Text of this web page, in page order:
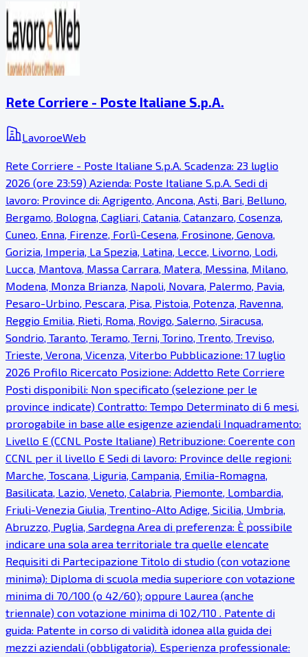
Rete Corriere - Poste Italiane S.p.A.
LavoroeWeb
Rete Corriere - Poste Italiane S.p.A. Scadenza: 23 luglio
2026 (ore 23:59) Azienda: Poste Italiane S.p.A. Sedi di
lavoro: Province di: Agrigento, Ancona, Asti, Bari, Belluno,
Bergamo, Bologna, Cagliari, Catania, Catanzaro, Cosenza,
Cuneo, Enna, Firenze, Forlì-Cesena, Frosinone, Genova,
Gorizia, Imperia, La Spezia, Latina, Lecce, Livorno, Lodi,
Lucca, Mantova, Massa Carrara, Matera, Messina, Milano,
Modena, Monza Brianza, Napoli, Novara, Palermo, Pavia,
Pesaro-Urbino, Pescara, Pisa, Pistoia, Potenza, Ravenna,
Reggio Emilia, Rieti, Roma, Rovigo, Salerno, Siracusa,
Sondrio, Taranto, Teramo, Terni, Torino, Trento, Treviso,
Trieste, Verona, Vicenza, Viterbo Pubblicazione: 17 luglio
2026 Profilo Ricercato Posizione: Addetto Rete Corriere
Posti disponibili: Non specificato (selezione per le
province indicate) Contratto: Tempo Determinato di 6 mesi,
prorogabile in base alle esigenze aziendali Inquadramento:
Livello E (CCNL Poste Italiane) Retribuzione: Coerente con
CCNL per il livello E Sedi di lavoro: Province delle regioni:
Marche, Toscana, Liguria, Campania, Emilia-Romagna,
Basilicata, Lazio, Veneto, Calabria, Piemonte, Lombardia,
Friuli-Venezia Giulia, Trentino-Alto Adige, Sicilia, Umbria,
Abruzzo, Puglia, Sardegna Area di preferenza: È possibile
indicare una sola area territoriale tra quelle elencate
Requisiti di Partecipazione Titolo di studio (con votazione
minima): Diploma di scuola media superiore con votazione
minima di 70/100 (o 42/60); oppure Laurea (anche
triennale) con votazione minima di 102/110 . Patente di
guida: Patente in corso di validità idonea alla guida dei
mezzi aziendali (obbligatoria). Esperienza professionale: